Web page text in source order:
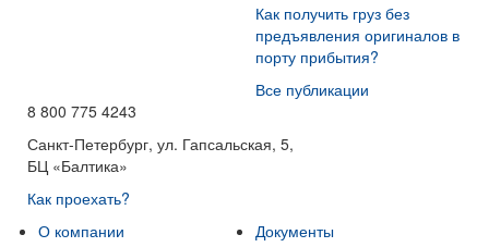
Как получить груз без
предъявления оригиналов в
порту прибытия?
Все публикации
8 800 775 4243
Санкт-Петербург, ул. Гапсальская, 5,
БЦ «Балтика»
Как проехать?
О компании
Документы